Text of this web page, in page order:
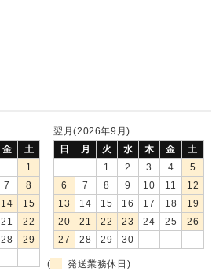
金
土
1
7
8
14
15
21
22
28
29
翌月(2026年9月)
日
月 火 水 木 金
土
1
2 3 4
5
6
7 8 9 10 11
12
13
14 15 16 17 18
19
20
21 22 23 24 25
26
27
28 29 30
( 発送業務休日)